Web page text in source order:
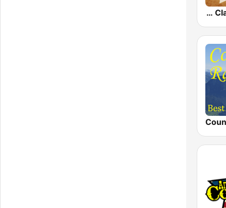
Country Music Radio - Classic Country